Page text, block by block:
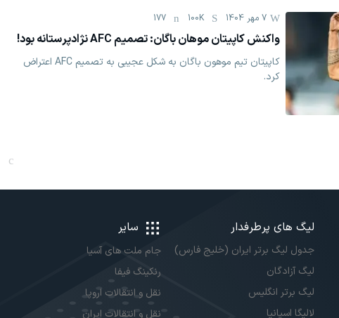
7 مهر 1404 100K
177
واکنش کاپیتان موهان باگان: تصمیم AFC نژادپرستانه بود!
کاپیتان تیم موهون باگان به شکل عجیبی به تصمیم AFC اعتراض
کرد.
لیگ های پرطرفدار
جدول لیگ برتر ایران (خلیج فارس)
لیگ آزادگان
لیگ برتر انگلیس
لالیگا اسپانیا
سایر
جام ملت های آسیا
رنکینگ فیفا
نقل و انتقالات اروپا
نقل و انتقالات ایران